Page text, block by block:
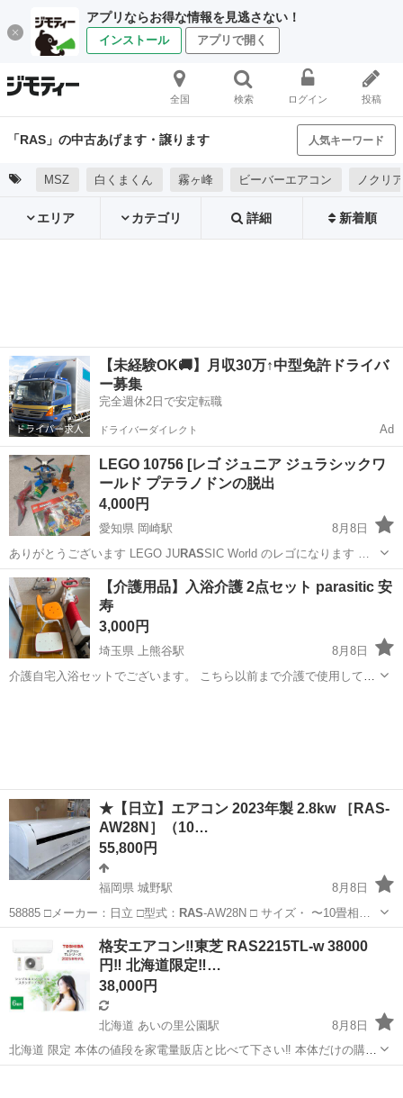
アプリならお得な情報を見逃さない！
インストール アプリで開く
全国 検索 ログイン 投稿
「RAS」の中古あげます・譲ります 人気キーワード
MSZ 白くまくん 霧ヶ峰 ビーバーエアコン ノクリ
エリア カテゴリ 詳細 新着順
【未経験OK🚚】月収30万↑中型免許ドライバ
ー募集
完全週休2日で安定転職
ドライバーダイレクト Ad
LEGO 10756 [レゴ ジュニア ジュラシックワ
ールド プテラノドンの脱出
4,000円
愛知県 岡崎駅
8月8日
ありがとうございます LEGO JURASSIC World のレゴになります …
愛知 岡崎市 岡崎駅 模型、プラモデル LEGO
【介護用品】入浴介護 2点セット parasitic 安
寿
3,000円
埼玉県 上熊谷駅
8月8日
介護自宅入浴セットでございます。 こちら以前まで介護で使用してお
★【日立】エアコン 2023年製 2.8kw ［RAS-
AW28N］（10…
55,800円
福岡県 城野駅
8月8日
58885 □メーカー：日立 □型式： RAS-AW28N □ サイズ・ 〜10畳相…
北九州市 季節、空調家電
格安エアコン‼️東芝 RAS2215TL-w 38000
円‼️ 北海道限定‼…
38,000円
北海道 あいの里公園駅
8月8日
北海道 限定 本体の値段を家電量販店と比べて下さい‼️ 本体だけの購入
の場合、当社配送料が別途かかります （工事依頼の場合は配送料はか